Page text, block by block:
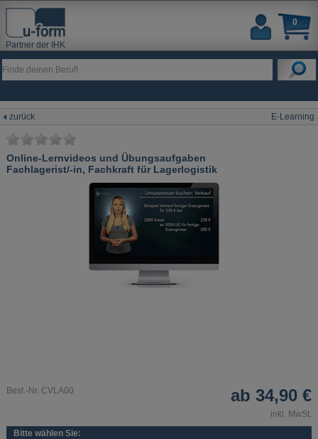
Partner der IHK
0
zurück E-Learning
Online-Lernvideos und Übungsaufgaben
Fachlagerist/-in, Fachkraft für Lagerlogistik
Best.-Nr. CVLA00 ab34,90 €
inkl. MwSt.
Bitte wählen Sie: